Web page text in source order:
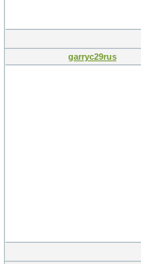
garryc29rus